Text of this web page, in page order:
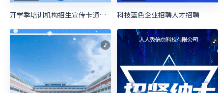
开学季培训机构招生宣传卡通蓝色 科技蓝色企业招聘人才招聘